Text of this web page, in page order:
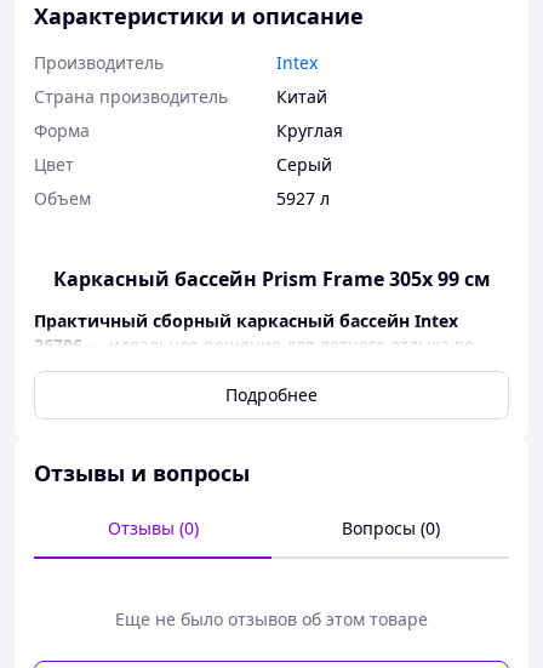
Характеристики и описание
Производитель
Intex
Страна производитель
Китай
Форма
Круглая
Цвет
Серый
Объем
5927 л
Каркасный бассейн Prism Frame 305х 99 см
Практичный сборный каркасный бассейн Intex
26706 — идеальное решение для летнего отдыха во
дворе. Благодаря оригинальной конструкции его
можно собрать всего за30 минут
✅Размеры бассейна:
Міцна чаша тришарового ПВХ—
устойчива к проколам и солнечным лучам
покрытием
✅Фильтр-насос производительностью 2006
Подробнее
Отзывы и вопросы
Отзывы (0) Вопросы (0)
Еще не было отзывов об этом товаре